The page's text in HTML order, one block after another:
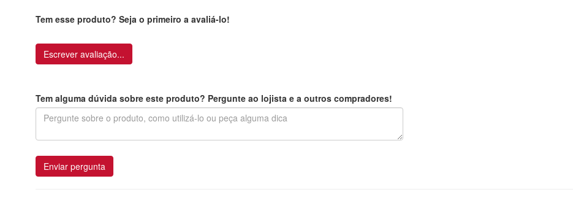
Tem esse produto? Seja o primeiro a avaliá-lo!
Escrever avaliação...
Tem alguma dúvida sobre este produto? Pergunte ao lojista e a outros compradores!
Enviar pergunta